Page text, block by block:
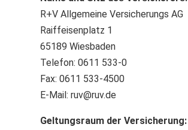
R+V Allgemeine Versicherungs AG
Raiffeisenplatz 1
65189 Wiesbaden
Telefon: 0611 533-0
Fax: 0611 533-4500
E-Mail: ruv@ruv.de
Geltungsraum der Versicherung: